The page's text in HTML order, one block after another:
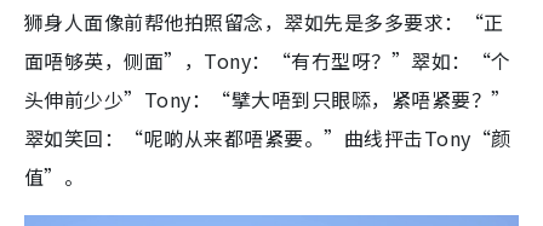
狮身人面像前帮他拍照留念，翠如先是多多要求：“正
面唔够英，侧面”，Tony：“有冇型呀？”翠如：“个
头伸前少少”Tony：“擘大唔到只眼𠻹，紧唔紧要？”
翠如笑回：“呢啲从来都唔紧要。”曲线抨击Tony“颜
值”。